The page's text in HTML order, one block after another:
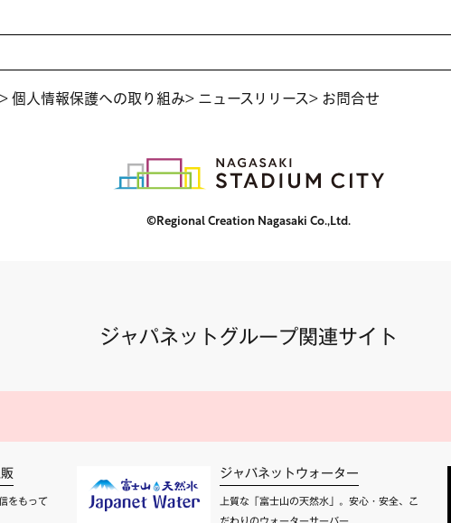
> 個人情報保護への取り組み> ニュースリリース> お問合せ
©Regional Creation Nagasaki Co.,Ltd.
ジャパネットグループ関連サイト
をもって
ジャパネットウォーター
上質な「富士山の天然水」。安心・安全、こ